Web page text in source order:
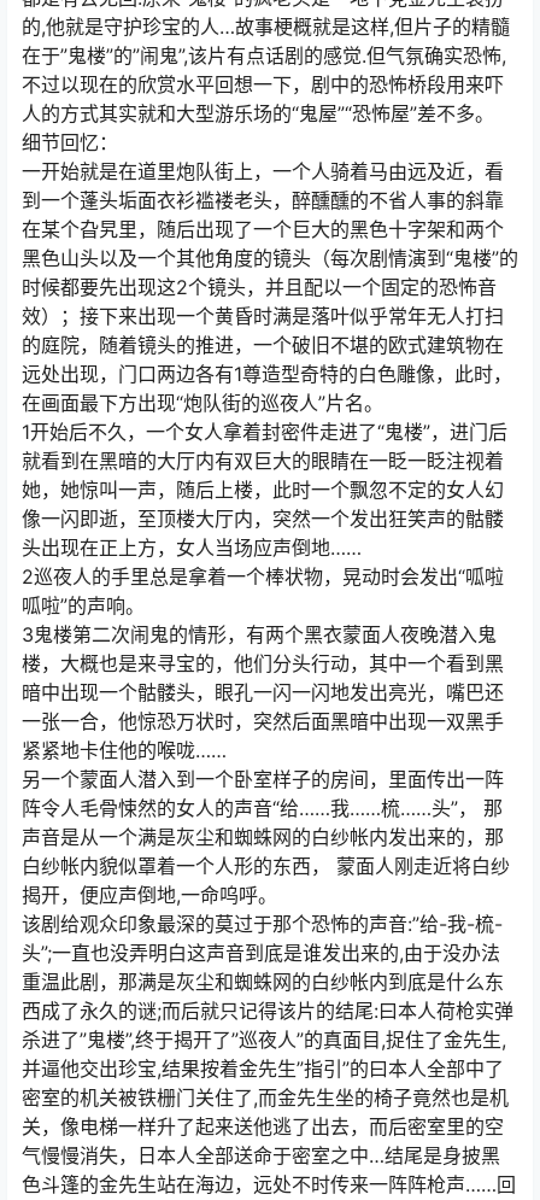
的,他就是守护珍宝的人…故事梗概就是这样,但片子的精髓
在于”鬼楼”的”闹鬼”,该片有点话剧的感觉.但气氛确实恐怖,
不过以现在的欣赏水平回想一下，剧中的恐怖桥段用来吓
人的方式其实就和大型游乐场的“鬼屋”“恐怖屋”差不多。
细节回忆：
一开始就是在道里炮队街上，一个人骑着马由远及近，看
到一个蓬头垢面衣衫褴褛老头，醉醺醺的不省人事的斜靠
在某个旮旯里，随后出现了一个巨大的黑色十字架和两个
黑色山头以及一个其他角度的镜头（每次剧情演到“鬼楼”的
时候都要先出现这2个镜头，并且配以一个固定的恐怖音
效）；接下来出现一个黄昏时满是落叶似乎常年无人打扫
的庭院，随着镜头的推进，一个破旧不堪的欧式建筑物在
远处出现，门口两边各有1尊造型奇特的白色雕像，此时，
在画面最下方出现“炮队街的巡夜人”片名。
1开始后不久，一个女人拿着封密件走进了“鬼楼”，进门后
就看到在黑暗的大厅内有双巨大的眼睛在一眨一眨注视着
她，她惊叫一声，随后上楼，此时一个飘忽不定的女人幻
像一闪即逝，至顶楼大厅内，突然一个发出狂笑声的骷髅
头出现在正上方，女人当场应声倒地……
2巡夜人的手里总是拿着一个棒状物，晃动时会发出“呱啦
呱啦”的声响。
3鬼楼第二次闹鬼的情形，有两个黑衣蒙面人夜晚潜入鬼
楼，大概也是来寻宝的，他们分头行动，其中一个看到黑
暗中出现一个骷髅头，眼孔一闪一闪地发出亮光，嘴巴还
一张一合，他惊恐万状时，突然后面黑暗中出现一双黑手
紧紧地卡住他的喉咙……
另一个蒙面人潜入到一个卧室样子的房间，里面传出一阵
阵令人毛骨悚然的女人的声音“给……我……梳……头”， 那
声音是从一个满是灰尘和蜘蛛网的白纱帐内发出来的，那
白纱帐内貌似罩着一个人形的东西， 蒙面人刚走近将白纱
揭开，便应声倒地,一命呜呼。
该剧给观众印象最深的莫过于那个恐怖的声音:”给-我-梳-
头”;一直也没弄明白这声音到底是谁发出来的,由于没办法
重温此剧，那满是灰尘和蜘蛛网的白纱帐内到底是什么东
西成了永久的谜;而后就只记得该片的结尾:曰本人荷枪实弹
杀进了”鬼楼”,终于揭开了”巡夜人”的真面目,捉住了金先生,
并逼他交出珍宝,结果按着金先生”指引”的曰本人全部中了
密室的机关被铁栅门关住了,而金先生坐的椅子竟然也是机
关，像电梯一样升了起来送他逃了出去，而后密室里的空
气慢慢消失，日本人全部送命于密室之中…结尾是身披黑
色斗篷的金先生站在海边，远处不时传来一阵阵枪声……回